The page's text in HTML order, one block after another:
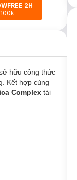
2H
hữu công thức
Kết hợp cùng
Complex tái